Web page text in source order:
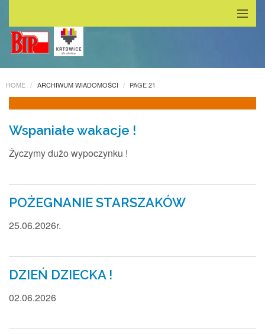
Główna
Dla Rodzica
Grupy
Kalendarz
Galeria
O nas
RODO
HOME ARCHIWUM WIADOMOŚCI PAGE 21
Wspaniałe wakacje !
Życzymy dużo wypoczynku !
POŻEGNANIE STARSZAKÓW
25.06.2026r.
DZIEŃ DZIECKA !
02.06.2026